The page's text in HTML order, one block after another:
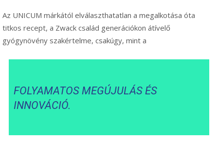
Az UNICUM márkától elválaszthatatlan a megalkotása óta
titkos recept, a Zwack család generációkon átívelő
gyógynövény szakértelme, csakúgy, mint a
FOLYAMATOS MEGÚJULÁS ÉS
INNOVÁCIÓ.